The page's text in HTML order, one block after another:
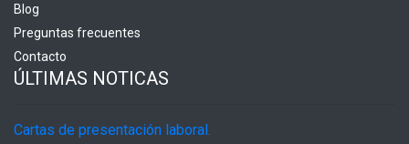
Blog
Preguntas frecuentes
Contacto
ÚLTIMAS NOTICAS
Cartas de presentación laboral.